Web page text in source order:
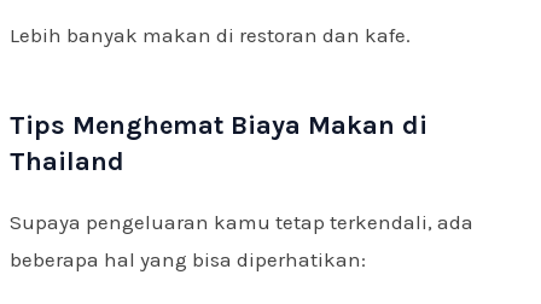
Lebih banyak makan di restoran dan kafe.
Tips Menghemat Biaya Makan di
Thailand
Supaya pengeluaran kamu tetap terkendali, ada
beberapa hal yang bisa diperhatikan: